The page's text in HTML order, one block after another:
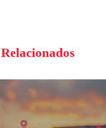
Relacionados